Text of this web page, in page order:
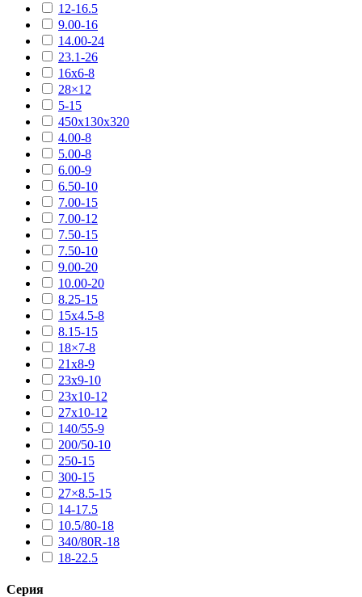
12-16.5
9.00-16
14.00-24
23.1-26
16х6-8
28×12
5-15
450х130х320
4.00-8
5.00-8
6.00-9
6.50-10
7.00-15
7.00-12
7.50-15
7.50-10
9.00-20
10.00-20
8.25-15
15х4.5-8
8.15-15
18×7-8
21х8-9
23х9-10
23х10-12
27х10-12
140/55-9
200/50-10
250-15
300-15
27×8.5-15
14-17.5
10.5/80-18
340/80R-18
18-22.5
Серия